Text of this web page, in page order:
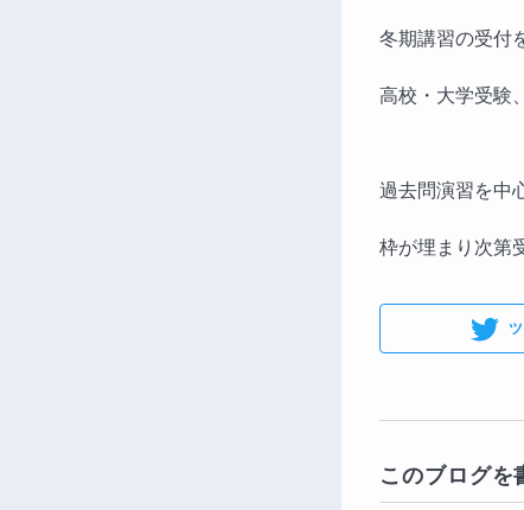
冬期講習の受付
高校・大学受験
過去問演習を中
枠が埋まり次第
このブログを